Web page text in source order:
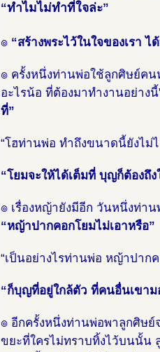
“ทำไมไม่ทำที่ใจล่ะ”
๏ “สร้างพระไว้ในใจของเรา
๏ ครั้งหนึ่งท่านพ่อใช้ลูกศิษย์คน
อะไรน้อ ที่ต้องมาทำงานอย่าง
ที่”
“โฮท่านพ่อ ทำถึงขนาดนี้ยังไม่
“โยมจะให้ได้เต็มที่ บุญก็ต้องถึง
๏ เรื่องหญ้ายังมีอีก วันหนึ่งท่า
“หญ้าปากคอกโยมไม่เอาหรือ”
“เป็นอย่างไรท่านพ่อ หญ้าปากค
“ก็บุญที่อยู่ใกล้ตัว ที่คนอื่นเขา
๏ อีกครั้งหนึ่งท่านพ่อพาลูกศิษย์
ขยะที่ใครไม่ทราบทิ้งไว้บนนั้น